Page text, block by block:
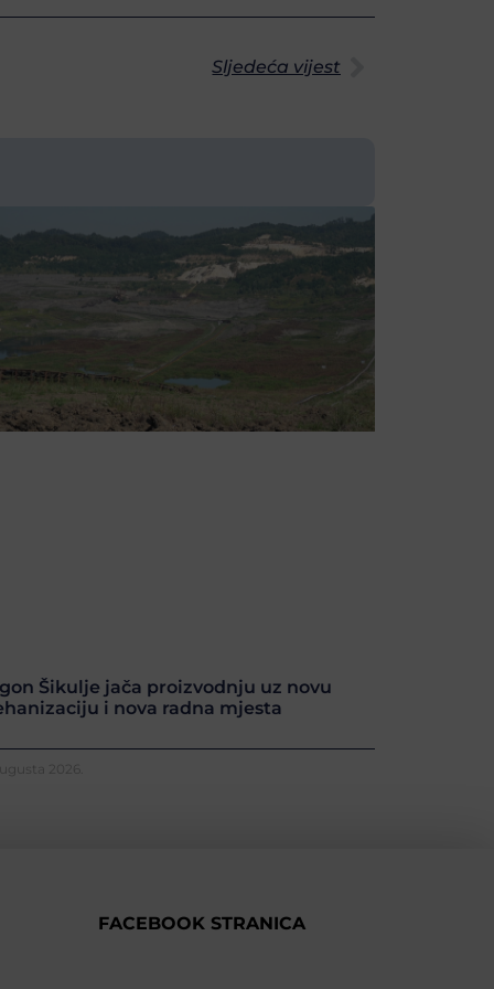
Sljedeća vijest
Šikulje jača proizvodnju uz novu
i nova radna mjesta
2026.
FACEBOOK STRANICA